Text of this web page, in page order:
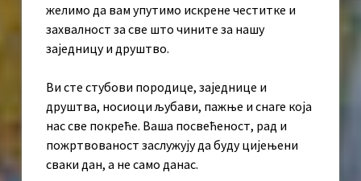
желимо да вам упутимо искрене честитке и
захвалност за све што чините за нашу
заједницу и друштво.
Ви сте стубови породице, заједнице и
друштва, носиоци љубави, пажње и снаге која
нас све покреће. Ваша посвећеност, рад и
пожртвованост заслужују да буду цијењени
сваки дан, а не само данас.